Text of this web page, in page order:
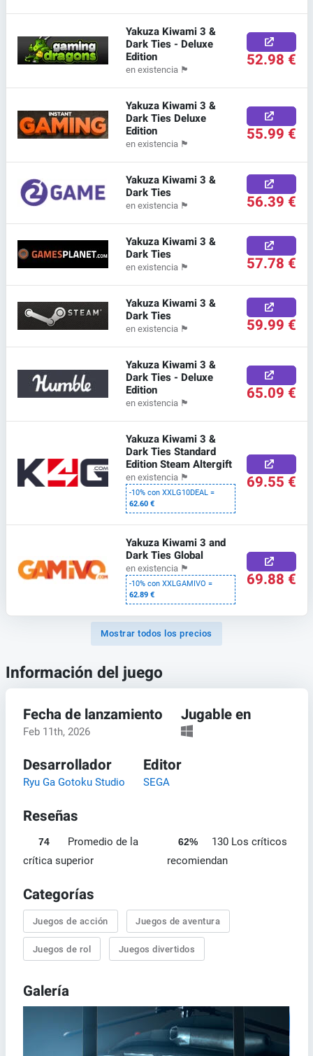
Yakuza Kiwami 3 &
Dark Ties - Deluxe
Edition
en existencia 🏴 52.98 €
Yakuza Kiwami 3 &
Dark Ties Deluxe
Edition
en existencia 🏴 55.99 €
Yakuza Kiwami 3 &
Dark Ties
en existencia 🏴 56.39 €
Yakuza Kiwami 3 &
Dark Ties
en existencia 🏴 57.78 €
Yakuza Kiwami 3 &
Dark Ties
en existencia 🏴 59.99 €
Yakuza Kiwami 3 &
Dark Ties - Deluxe
Edition
en existencia 🏴 65.09 €
Yakuza Kiwami 3 &
Dark Ties Standard
Edition Steam Altergift
en existencia 🏴
-10% con XXLG10DEAL =
62.60 €
69.55 €
Yakuza Kiwami 3 and
Dark Ties Global
en existencia 🏴
-10% con XXLGAMIVO =
62.89 €
69.88 €
Mostrar todos los precios
Información del juego
Fecha de lanzamiento
Feb 11th, 2026
Jugable en
Desarrollador
Ryu Ga Gotoku Studio
Editor
SEGA
Reseñas
74
Promedio de la
crítica superior
62%
130 Los críticos
recomiendan
Categorías
Juegos de acción Juegos de aventura
Juegos de rol Juegos divertidos
Galería